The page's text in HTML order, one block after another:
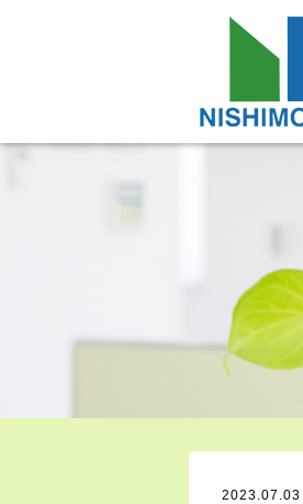
2023.07.03 |